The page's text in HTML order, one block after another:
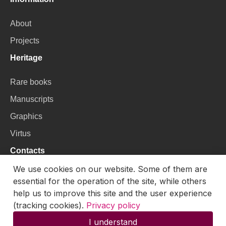
About
Projects
Heritage
Rare books
Manuscripts
Graphics
Virtus
Contacts
VU Library
Universiteto g. 3, LT-01122, Vilnius
Email:skaitmenines.kolekcijos@mb.vu.lt
We use cookies on our website. Some of them are
essential for the operation of the site, while others
help us to improve this site and the user experience
(tracking cookies). Privacy policy
I understand